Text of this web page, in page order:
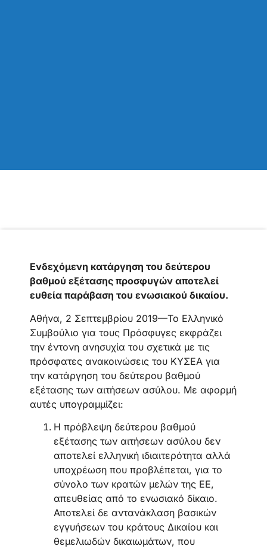
Ενδεχόμενη κατάργηση του δεύτερου
βαθμού εξέτασης προσφυγών αποτελεί
ευθεία παράβαση του ενωσιακού δικαίου.
Aθήνα, 2 Σεπτεμβρίου 2019—Το Ελληνικό
Συμβούλιο για τους Πρόσφυγες εκφράζει
την έντονη ανησυχία του σχετικά με τις
πρόσφατες ανακοινώσεις του ΚΥΣΕΑ για
την κατάργηση του δεύτερου βαθμού
εξέτασης των αιτήσεων ασύλου. Με αφορμή
αυτές υπογραμμίζει:
Η πρόβλεψη δεύτερου βαθμού
εξέτασης των αιτήσεων ασύλου δεν
αποτελεί ελληνική ιδιαιτερότητα αλλά
υποχρέωση που προβλέπεται, για το
σύνολο των κρατών μελών της ΕΕ,
απευθείας από το ενωσιακό δίκαιο.
Αποτελεί δε αντανάκλαση βασικών
εγγυήσεων του κράτους Δικαίου και
θεμελιωδών δικαιωμάτων, που